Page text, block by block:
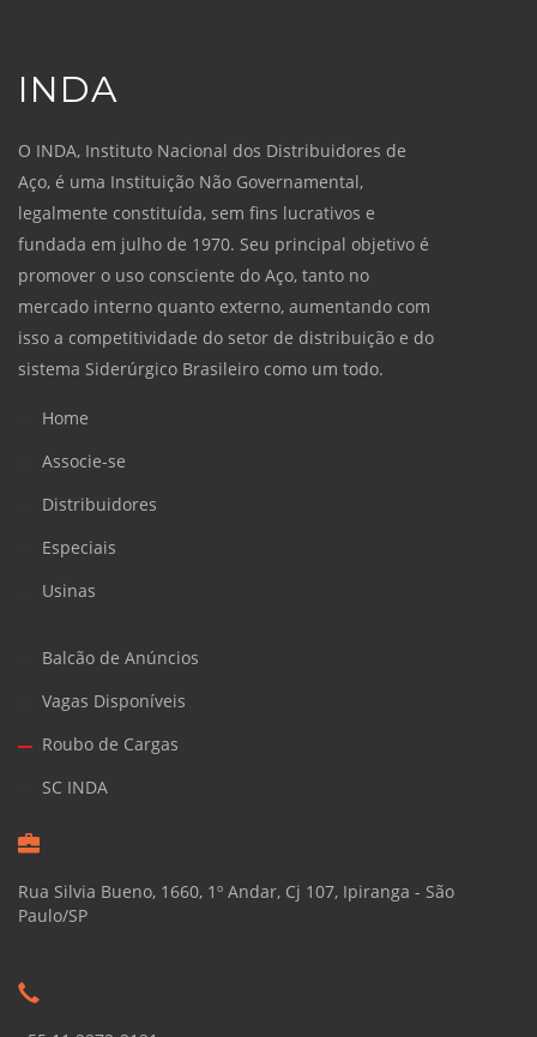
INDA
O INDA, Instituto Nacional dos Distribuidores de
Aço, é uma Instituição Não Governamental,
legalmente constituída, sem fins lucrativos e
fundada em julho de 1970. Seu principal objetivo é
promover o uso consciente do Aço, tanto no
mercado interno quanto externo, aumentando com
isso a competitividade do setor de distribuição e do
sistema Siderúrgico Brasileiro como um todo.
Home
Associe-se
Distribuidores
Especiais
Usinas
Balcão de Anúncios
Vagas Disponíveis
Roubo de Cargas
SC INDA
Rua Silvia Bueno, 1660, 1º Andar, Cj 107, Ipiranga - São
Paulo/SP